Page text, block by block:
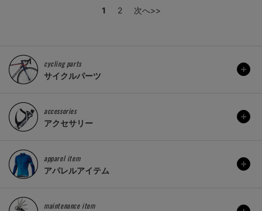
1 2 次へ>>
cycling parts
サイクルパーツ
accessories
アクセサリー
apparel item
アパレルアイテム
maintenance item